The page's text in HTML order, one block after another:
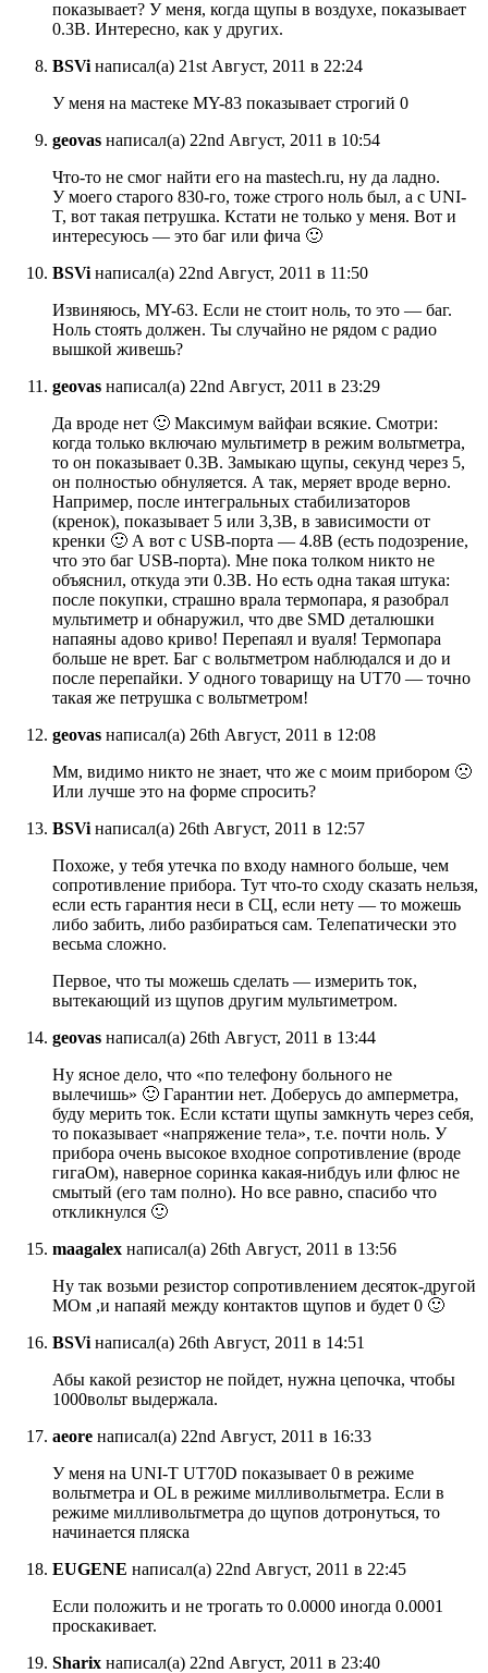
показывает? У меня, когда щупы в воздухе, показывает
0.3В. Интересно, как у других.
BSVi написал(а) 21st Август, 2011 в 22:24
У меня на мастеке MY-83 показывает строгий 0
geovas написал(а) 22nd Август, 2011 в 10:54
Что-то не смог найти его на mastech.ru, ну да ладно.
У моего старого 830-го, тоже строго ноль был, а с UNI-
T, вот такая петрушка. Кстати не только у меня. Вот и
интересуюсь — это баг или фича 🙂
BSVi написал(а) 22nd Август, 2011 в 11:50
Извиняюсь, MY-63. Если не стоит ноль, то это — баг.
Ноль стоять должен. Ты случайно не рядом с радио
вышкой живешь?
geovas написал(а) 22nd Август, 2011 в 23:29
Да вроде нет 🙂 Максимум вайфаи всякие. Смотри:
когда только включаю мультиметр в режим вольтметра,
то он показывает 0.3В. Замыкаю щупы, секунд через 5,
он полностью обнуляется. А так, меряет вроде верно.
Например, после интегральных стабилизаторов
(кренок), показывает 5 или 3,3В, в зависимости от
кренки 🙂 А вот с USB-порта — 4.8В (есть подозрение,
что это баг USB-порта). Мне пока толком никто не
объяснил, откуда эти 0.3В. Но есть одна такая штука:
после покупки, страшно врала термопара, я разобрал
мультиметр и обнаружил, что две SMD деталюшки
напаяны адово криво! Перепаял и вуаля! Термопара
больше не врет. Баг с вольтметром наблюдался и до и
после перепайки. У одного товарищу на UT70 — точно
такая же петрушка с вольтметром!
geovas написал(а) 26th Август, 2011 в 12:08
Мм, видимо никто не знает, что же с моим прибором 🙁
Или лучше это на форме спросить?
BSVi написал(а) 26th Август, 2011 в 12:57
Похоже, у тебя утечка по входу намного больше, чем
сопротивление прибора. Тут что-то сходу сказать нельзя,
если есть гарантия неси в СЦ, если нету — то можешь
либо забить, либо разбираться сам. Телепатически это
весьма сложно.
Первое, что ты можешь сделать — измерить ток,
вытекающий из щупов другим мультиметром.
geovas написал(а) 26th Август, 2011 в 13:44
Ну ясное дело, что «по телефону больного не
вылечишь» 🙂 Гарантии нет. Доберусь до амперметра,
буду мерить ток. Если кстати щупы замкнуть через себя,
то показывает «напряжение тела», т.е. почти ноль. У
прибора очень высокое входное сопротивление (вроде
гигаОм), наверное соринка какая-нибдуь или флюс не
смытый (его там полно). Но все равно, спасибо что
откликнулся 🙂
maagalex написал(а) 26th Август, 2011 в 13:56
Ну так возьми резистор сопротивлением десяток-другой
МОм ,и напаяй между контактов щупов и будет 0 🙂
BSVi написал(а) 26th Август, 2011 в 14:51
Абы какой резистор не пойдет, нужна цепочка, чтобы
1000вольт выдержала.
aeore написал(а) 22nd Август, 2011 в 16:33
У меня на UNI-T UT70D показывает 0 в режиме
вольтметра и OL в режиме милливольтметра. Если в
режиме милливольтметра до щупов дотронуться, то
начинается пляска
EUGENE написал(а) 22nd Август, 2011 в 22:45
Если положить и не трогать то 0.0000 иногда 0.0001
проскакивает.
Sharix написал(а) 22nd Август, 2011 в 23:40